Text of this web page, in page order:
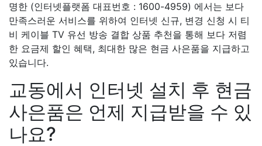
명한 (인터넷플랫폼 대표번호 : 1600-4959) 에서는 보다
만족스러운 서비스를 위하여 인터넷 신규, 변경 신청 시 티
비 케이블 TV 유선 방송 결합 상품 추천을 통해 보다 저렴
한 요금제 할인 혜택, 최대한 많은 현금 사은품을 지급하고
있습니다.
교동에서 인터넷 설치 후 현금
사은품은 언제 지급받을 수 있
나요?